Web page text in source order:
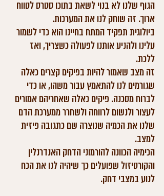
הגוף שלנו לא בנוי לשאת בתוכו סטרס לטווח
ארוך. זה שוחק לנו את המערכות.
ביולוגית תפקיד המתח בחיינו הוא כדי לשמור
עלינו ולהניע אותנו לפעולה כשצריך, ואז
ללכת.
זה מצב שאמור להיות בפיקים קצרים כאלה
שגורמים לנו להתאמץ עבור משהו, או כדי
לברוח מסכנה. פיקים כאלה שאחריהם אמורים
לעצור ולנשום לרווחה ולשחרר ממערכת הדם
שלנו את הכמיה שנוצרה שם כתגובה פיזית
למצב.
הכימיה הכוונה להורמוני הדחק האנדרנלין
והקורטיזול שפועלים כך שיהיה לנו את הכח
לנוע במצבי דחק.